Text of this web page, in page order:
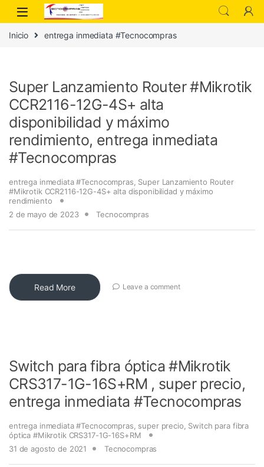
Inicio entrega inmediata #Tecnocompras
Super Lanzamiento Router #Mikrotik
CCR2116-12G-4S+ alta
disponibilidad y máximo
rendimiento, entrega inmediata
#Tecnocompras
entrega inmediata #Tecnocompras Super Lanzamiento Router
#Mikrotik CCR2116-12G-4S+ alta disponibilidad y máximo
rendimiento
2 de mayo de 2023
Tecnocompras
Read More Leave a comment
Switch para fibra óptica #Mikrotik
CRS317-1G-16S+RM , super precio,
entrega inmediata #Tecnocompras
entrega inmediata #Tecnocompras super precio Switch para fibra
óptica #Mikrotik CRS317-1G-16S+RM
31 de agosto de 2021
Tecnocompras